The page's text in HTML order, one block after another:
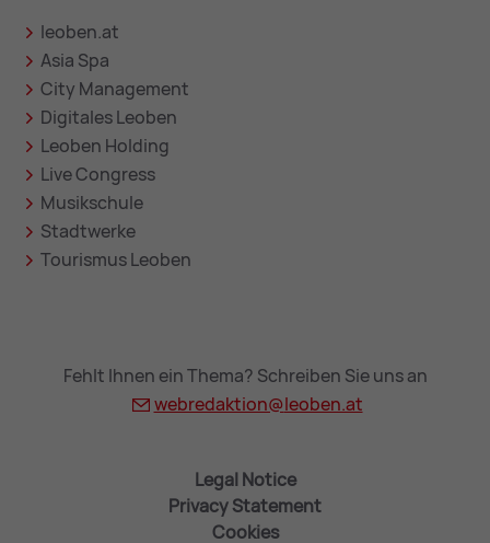
leoben.at
Asia Spa
City Management
Digitales Leoben
Leoben Holding
Live Congress
Musikschule
Stadtwerke
Tourismus Leoben
Fehlt Ihnen ein Thema? Schreiben Sie uns an
webredaktion@leoben.at
Legal Notice
Privacy Statement
Cookies